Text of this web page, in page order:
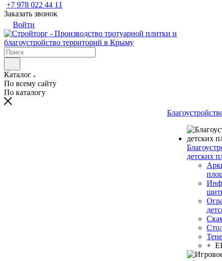
+7 978 022 44 11
Заказать звонок
Войти
Каталог
По всему сайту
По каталогу
детских
+